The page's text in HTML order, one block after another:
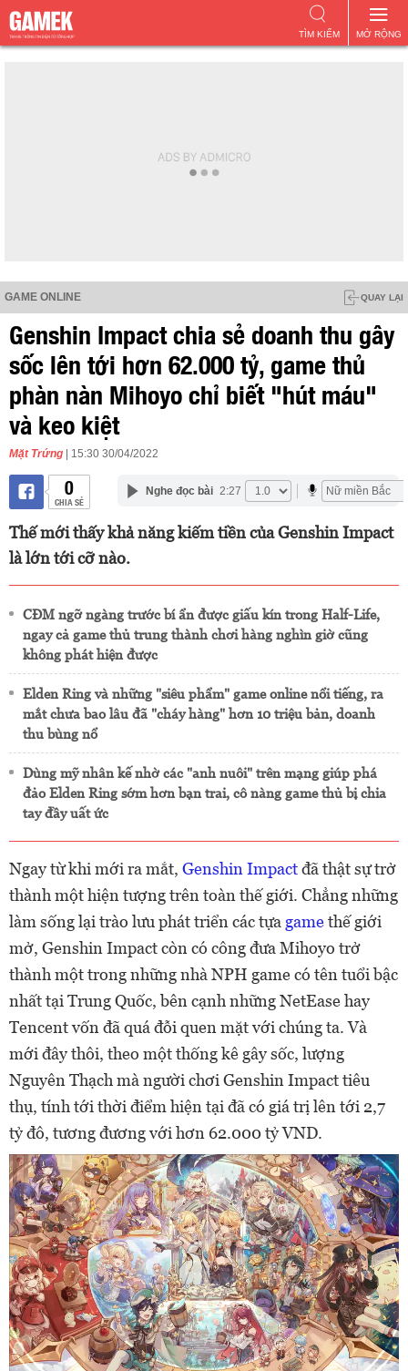
MỞ RỘNG
TÌM KIẾM
GAME ONLINE QUAY LẠI
Genshin Impact chia sẻ doanh thu gây
sốc lên tới hơn 62.000 tỷ, game thủ
phàn nàn Mihoyo chỉ biết "hút máu"
và keo kiệt
Mặt Trứng | 15:30 30/04/2022
0
CHIA SẺ
Nghe đọc bài 2:27
Thế mới thấy khả năng kiếm tiền của Genshin Impact
là lớn tới cỡ nào.
CĐM ngỡ ngàng trước bí ẩn được giấu kín trong Half-Life,
ngay cả game thủ trung thành chơi hàng nghìn giờ cũng
không phát hiện được
Elden Ring và những "siêu phẩm" game online nổi tiếng, ra
mắt chưa bao lâu đã "cháy hàng" hơn 10 triệu bản, doanh
thu bùng nổ
Dùng mỹ nhân kế nhờ các "anh nuôi" trên mạng giúp phá
đảo Elden Ring sớm hơn bạn trai, cô nàng game thủ bị chia
tay đầy uất ức
Ngay từ khi mới ra mắt, Genshin Impactđã thật sự trở
thành một hiện tượng trên toàn thế giới. Chẳng những
làm sống lại trào lưu phát triển các tựa gamethế giới
mở, Genshin Impact còn có công đưa Mihoyo trở
thành một trong những nhà NPH game có tên tuổi bậc
nhất tại Trung Quốc, bên cạnh những NetEase hay
Tencent vốn đã quá đỗi quen mặt với chúng ta. Và
mới đây thôi, theo một thống kê gây sốc, lượng
Nguyên Thạch mà người chơi Genshin Impact tiêu
thụ, tính tới thời điểm hiện tại đã có giá trị lên tới 2,7
tỷ đô, tương đương với hơn 62.000 tỷ VND.